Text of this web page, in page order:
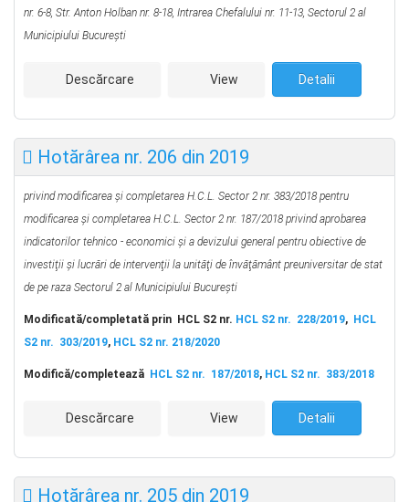
nr. 6-8, Str. Anton Holban nr. 8-18, Intrarea Chefalului nr. 11-13, Sectorul 2 al
Municipiului Bucureşti
Descărcare View Detalii
Hotărârea nr. 206 din 2019
privind modificarea şi completarea H.C.L. Sector 2 nr. 383/2018 pentru
modificarea şi completarea H.C.L. Sector 2 nr. 187/2018 privind aprobarea
indicatorilor tehnico - economici şi a devizului general pentru obiective de
investiţii şi lucrări de intervenţii la unităţi de învăţământ preuniversitar de stat
de pe raza Sectorul 2 al Municipiului Bucureşti
Modificată/completată prin HCL S2 nr. HCL S2 nr. 228/2019, HCL
S2 nr. 303/2019, HCL S2 nr. 218/2020
Modifică/completează HCL S2 nr. 187/2018, HCL S2 nr. 383/2018
Descărcare View Detalii
Hotărârea nr. 205 din 2019